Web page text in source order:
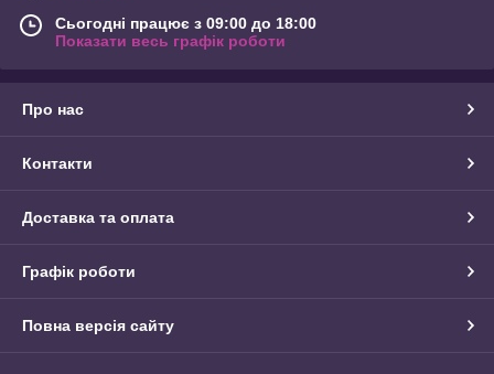
Сьогодні працює з 09:00 до 18:00
Показати весь графік роботи
Про нас
Контакти
Доставка та оплата
Графік роботи
Повна версія сайту